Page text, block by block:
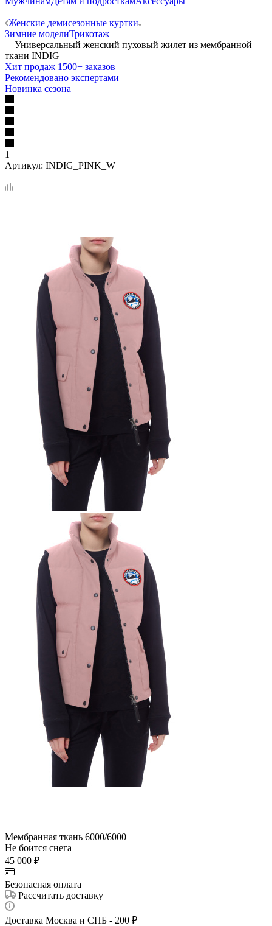
—
Женские демисезонные куртки
Зимние моделиТрикотаж
—Универсальный женский пуховый жилет из мембранной
ткани INDIG
Хит продаж 1500+ заказов
Рекомендовано экспертами
Новинка сезона
1
Артикул: INDIG_PINK_W
Мембранная ткань 6000/6000
Не боится снега
45 000 ₽
Безопасная оплата
Рассчитать доставку
Доставка Москва и СПБ - 200 ₽